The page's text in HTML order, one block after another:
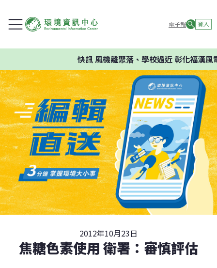
電子報 登入
快訊風機離聚落、學校過近 彰化福漢風
2012年10月23日
焦糖色素使用 衛署：審慎評估